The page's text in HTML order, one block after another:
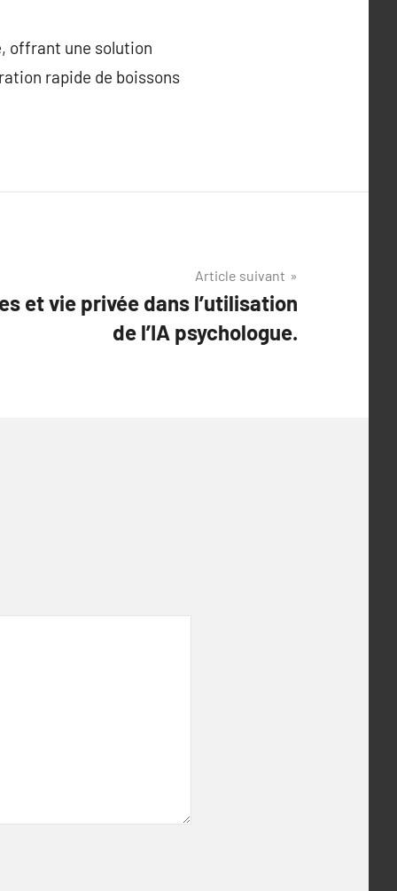
offrant une solution
rapide de boissons
Article suivant
et vie privée dans l’utilisation
de l’IA psychologue.